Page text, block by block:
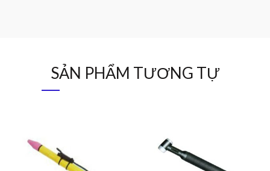
SẢN PHẨM TƯƠNG TỰ